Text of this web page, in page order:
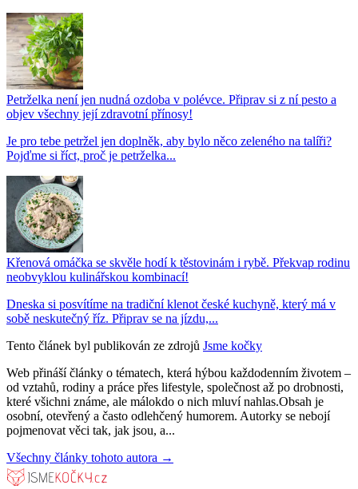
Petrželka není jen nudná ozdoba v polévce. Připrav si z ní pesto a
objev všechny její zdravotní přínosy!
Je pro tebe petržel jen doplněk, aby bylo něco zeleného na talíři?
Pojďme si říct, proč je petrželka...
Křenová omáčka se skvěle hodí k těstovinám i rybě. Překvap rodinu
neobvyklou kulinářskou kombinací!
Dneska si posvítíme na tradiční klenot české kuchyně, který má v
sobě neskutečný říz. Připrav se na jízdu,...
Tento článek byl publikován ze zdrojů Jsme kočky
Web přináší články o tématech, která hýbou každodenním životem –
od vztahů, rodiny a práce přes lifestyle, společnost až po drobnosti,
které všichni známe, ale málokdo o nich mluví nahlas.Obsah je
osobní, otevřený a často odlehčený humorem. Autorky se nebojí
pojmenovat věci tak, jak jsou, a...
Všechny články tohoto autora →